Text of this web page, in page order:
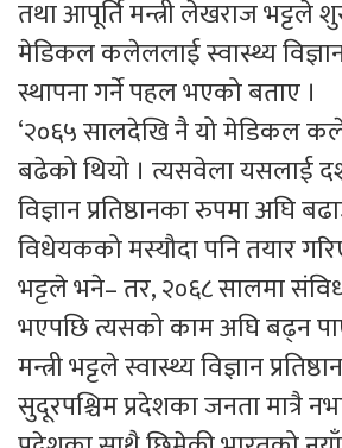
तथा आपूर्ति मन्त्री लेखराज भट्टले
मेडिकल कलेललाई स्वास्थ्य विज्ञान
स्थापना गर्ने पहल भएको बताए ।
‘२०६५ सालदेखि नै यो मेडिकल
बढेको थियो । त्यसवेला यसलाई
विज्ञान प्रतिष्ठानका रुपमा अघि
विधेयकको मस्यौदा पनि तयार
भट्टले भने– तर, २०६८ सालमा
भएपछि त्यसको काम अघि बढ्न
मन्त्री भट्टले स्वास्थ्य विज्ञान
सुदूरपश्चिम प्रदेशका जनता मात्रै